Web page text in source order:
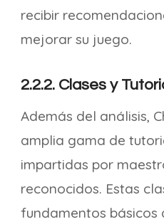
recibir
mejorar su juego.
2.2.2. Clases y
Además del análisis,
amplia gama de
impartidas por
reconocidos. Estas
fundamentos básicos